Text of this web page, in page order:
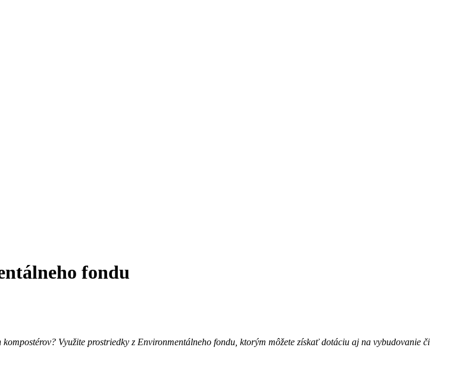
fondu
Využite prostriedky z Environmentálneho fondu, ktorým môžete získať dotáciu aj na vybudovanie či